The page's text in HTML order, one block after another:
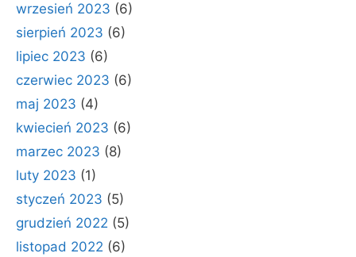
wrzesień 2023 (6)
sierpień 2023 (6)
lipiec 2023 (6)
czerwiec 2023 (6)
maj 2023 (4)
kwiecień 2023 (6)
marzec 2023 (8)
luty 2023 (1)
styczeń 2023 (5)
grudzień 2022 (5)
listopad 2022 (6)